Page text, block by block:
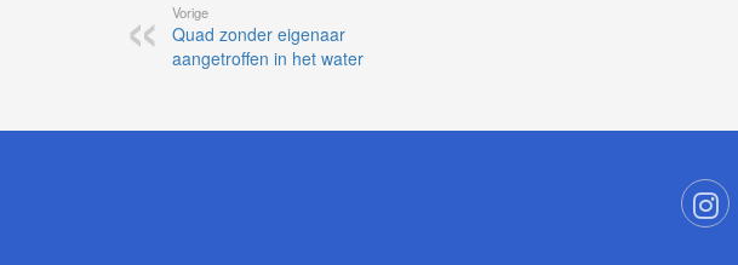
Vorige
Quad zonder eigenaar
aangetroffen in het water